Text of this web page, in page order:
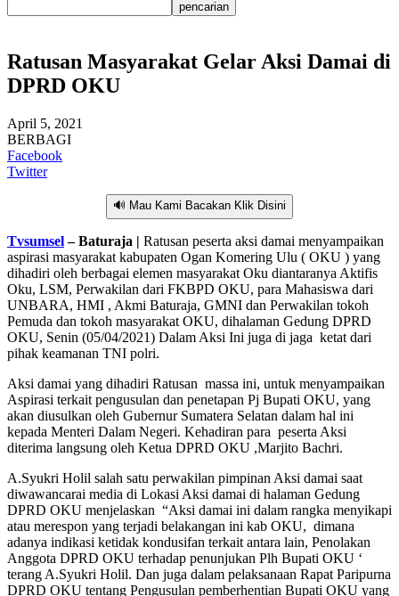
Ratusan Masyarakat Gelar Aksi Damai di
DPRD OKU
April 5, 2021
BERBAGI
Facebook
Twitter
🔊 Mau Kami Bacakan Klik Disini
Tvsumsel– Baturaja | Ratusan peserta aksi damai menyampaikan
aspirasi masyarakat kabupaten Ogan Komering Ulu ( OKU ) yang
dihadiri oleh berbagai elemen masyarakat Oku diantaranya Aktifis
Oku, LSM, Perwakilan dari FKBPD OKU, para Mahasiswa dari
UNBARA, HMI , Akmi Baturaja, GMNI dan Perwakilan tokoh
Pemuda dan tokoh masyarakat OKU, dihalaman Gedung DPRD
OKU, Senin (05/04/2021) Dalam Aksi Ini juga di jaga ketat dari
pihak keamanan TNI polri.
Aksi damai yang dihadiri Ratusan massa ini, untuk menyampaikan
Aspirasi terkait pengusulan dan penetapan Pj Bupati OKU, yang
akan diusulkan oleh Gubernur Sumatera Selatan dalam hal ini
kepada Menteri Dalam Negeri. Kehadiran para peserta Aksi
diterima langsung oleh Ketua DPRD OKU ,Marjito Bachri.
A.Syukri Holil salah satu perwakilan pimpinan Aksi damai saat
diwawancarai media di Lokasi Aksi damai di halaman Gedung
DPRD OKU menjelaskan “Aksi damai ini dalam rangka menyikapi
atau merespon yang terjadi belakangan ini kab OKU, dimana
adanya indikasi ketidak kondusifan terkait antara lain, Penolakan
Anggota DPRD OKU terhadap penunjukan Plh Bupati OKU ‘
terang A.Syukri Holil. Dan juga dalam pelaksanaan Rapat Paripurna
DPRD OKU tentang Pengusulan pemberhentian Bupati OKU yang